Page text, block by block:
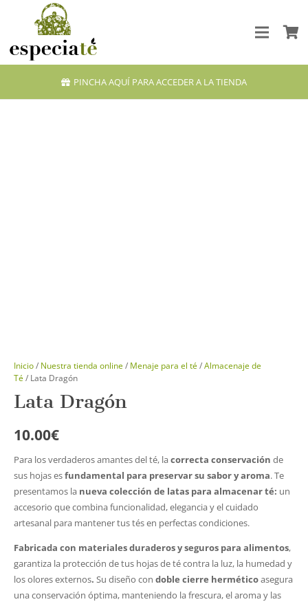
PINCHA AQUÍ PARA ACCEDER A LA TIENDA
Inicio/ Nuestra tienda online/ Menaje para el té/Almacenaje de
Té/ Lata Dragón
Lata Dragón
10.00€
Para los verdaderos amantes del té, lacorrecta conservación de
sus hojas esfundamental para preservar su sabor y aroma. Te
presentamos la nueva colección de latas para almacenar té: un
accesorio que combina funcionalidad, elegancia y el cuidado
artesanal para mantener tus tés en perfectas condiciones.
Fabricada con materiales duraderos y seguros para alimentos,
garantiza la protección de tus hojas de té contra la luz, la humedad y
los olores externos. Su diseño con doble cierre herméticoasegura
una conservación óptima, manteniendo la frescura, el aroma y las